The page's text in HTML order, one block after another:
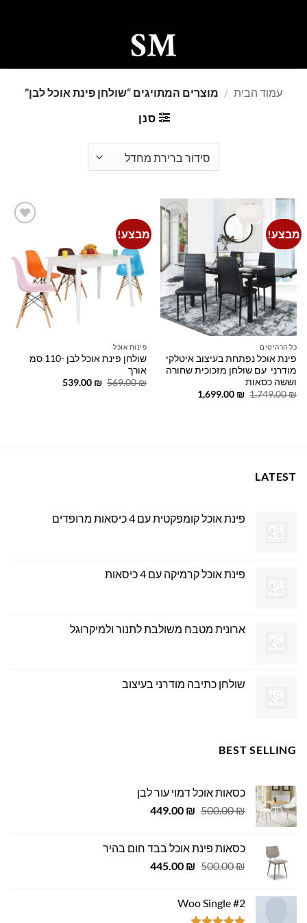
עמוד הבית / מוצרים המתויגים “שולחן פינת אוכל לבן”
סנן
מבצע!
Add to
wishlist
כל הרהיטים
פינת אוכל נפתחת בעיצוב איטלקי
מודרני עם שולחן מזכוכית שחורה
וששה כסאות
1,749.00₪
המחיר
1,699.00 ₪
המחיר
מבצע!
פינות אוכל
שולחן פינת אוכל לבן -110 סמ
אורך
569.00₪
המחיר
539.00 ₪
המחיר
LATEST
פינת אוכל קומפקטית עם 4 כיסאות מרופדים
פינת אוכל קרמיקה עם 4 כיסאות
ארונית מטבח משולבת לתנור ולמיקרוגל
שולחן כתיבה מודרני בעיצוב
BEST SELLING
כסאות אוכל דמוי עור לבן
500.00₪
המחיר
500.00 ₪.
449.00 ₪
המחיר
449.00 ₪.
כסאות פינת אוכל בבד חום בהיר
500.00₪
המחיר
500.00 ₪.
445.00 ₪
המחיר
Woo Single #2